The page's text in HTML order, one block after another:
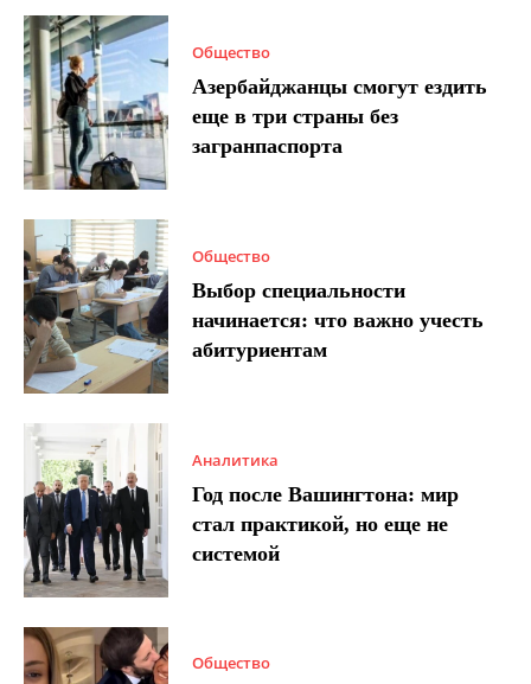
Общество
Азербайджанцы смогут ездить
еще в три страны без
загранпаспорта
Общество
Выбор специальности
начинается: что важно учесть
абитуриентам
Аналитика
Год после Вашингтона: мир
стал практикой, но еще не
системой
Общество